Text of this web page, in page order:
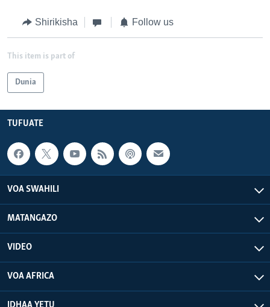
Shirikisha Follow us
This item is part of
Dunia
TUFUATE
VOA SWAHILI
MATANGAZO
VIDEO
VOA AFRICA